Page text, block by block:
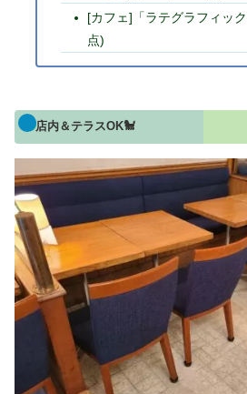
[カフェ]「ラテグラフィッ
点)
店内＆テラスOK🐩